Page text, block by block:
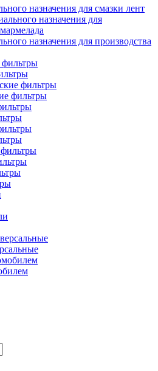
назначения для смазки лент
назначения для производства
фильтры